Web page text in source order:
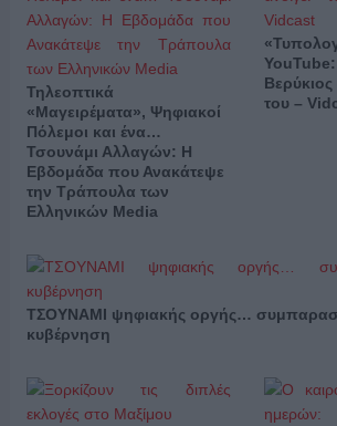
Τηλεοπτικά
«Μαγειρέματα», Ψηφιακοί
Πόλεμοι και ένα…
Τσουνάμι Αλλαγών: Η
Εβδομάδα που Ανακάτεψε
την Τράπουλα των
Ελληνικών Media
Βερύκιος
του –
ΤΣΟΥΝΑΜΙ ψηφιακής οργής…
κυβέρνηση